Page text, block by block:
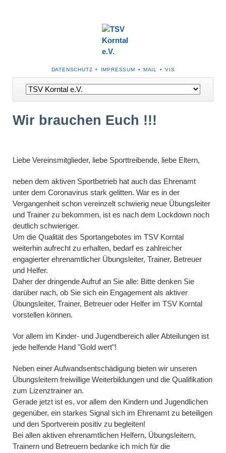
NAVIGATION
ÜBERSPRINGEN
DATENSCHUTZ IMPRESSUM MAIL VIS
Navigation
überspringen
Wir brauchen Euch !!!
Liebe Vereinsmitglieder, liebe Sporttreibende, liebe Eltern,
neben dem aktiven Sportbetrieb hat auch das Ehrenamt
unter dem Coronavirus stark gelitten. War es in der
Vergangenheit schon vereinzelt schwierig neue Übungsleiter
und Trainer zu bekommen, ist es nach dem Lockdown noch
deutlich schwieriger.
Um die Qualität des Sportangebotes im TSV Korntal
weiterhin aufrecht zu erhalten, bedarf es zahlreicher
engagierter ehrenamtlicher Übungsleiter, Trainer, Betreuer
und Helfer.
Daher der dringende Aufruf an Sie alle: Bitte denken Sie
darüber nach, ob Sie sich ein Engagement als aktiver
Übungsleiter, Trainer, Betreuer oder Helfer im TSV Korntal
vorstellen können.
Vor allem im Kinder- und Jugendbereich aller Abteilungen ist
jede helfende Hand "Gold wert"!
Neben einer Aufwandsentschädigung bieten wir unseren
Übungsleitern freiwillige Weiterbildungen und die Qualifikation
zum Lizenztrainer an.
Gerade jetzt ist es, vor allem den Kindern und Jugendlichen
gegenüber, ein starkes Signal sich im Ehrenamt zu beteiligen
und den Sportverein positiv zu begleiten!
Bei allen aktiven ehrenamtlichen Helfern, Übungsleitern,
Trainern und Betreuern bedanke ich mich für die